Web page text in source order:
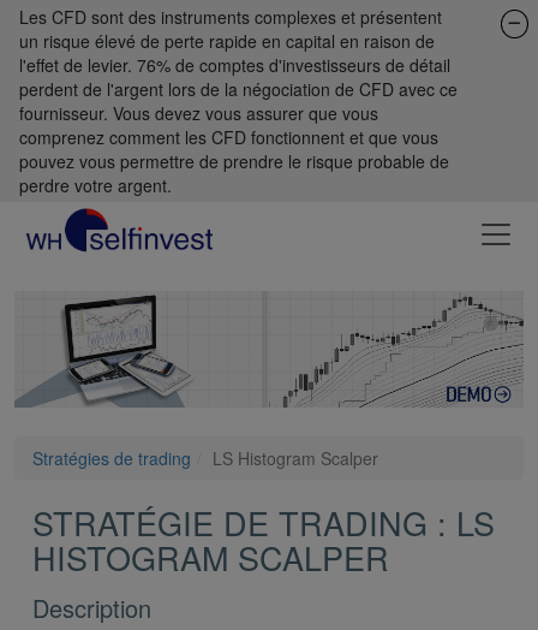
Les CFD sont des instruments complexes et présentent
un risque élevé de perte rapide en capital en raison de
l'effet de levier. 76% de comptes d'investisseurs de détail
perdent de l'argent lors de la négociation de CFD avec ce
fournisseur. Vous devez vous assurer que vous
comprenez comment les CFD fonctionnent et que vous
pouvez vous permettre de prendre le risque probable de
perdre votre argent.
Stratégies de trading LS Histogram Scalper
STRATÉGIE DE TRADING : LS
HISTOGRAM SCALPER
Description